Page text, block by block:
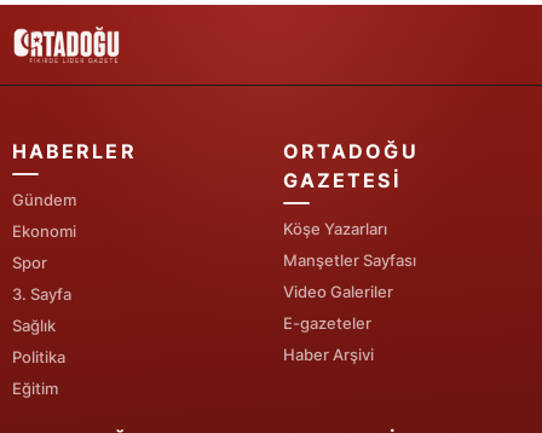
Karabük
Osmaniye
Düzce
HABERLER
Gündem
Ekonomi
Spor
3. Sayfa
Sağlık
Politika
Eğitim
ORTADOĞU
GAZETESI
Köşe Yazarları
Manşetler Sayfası
Video Galeriler
E-gazeteler
Haber Arşivi